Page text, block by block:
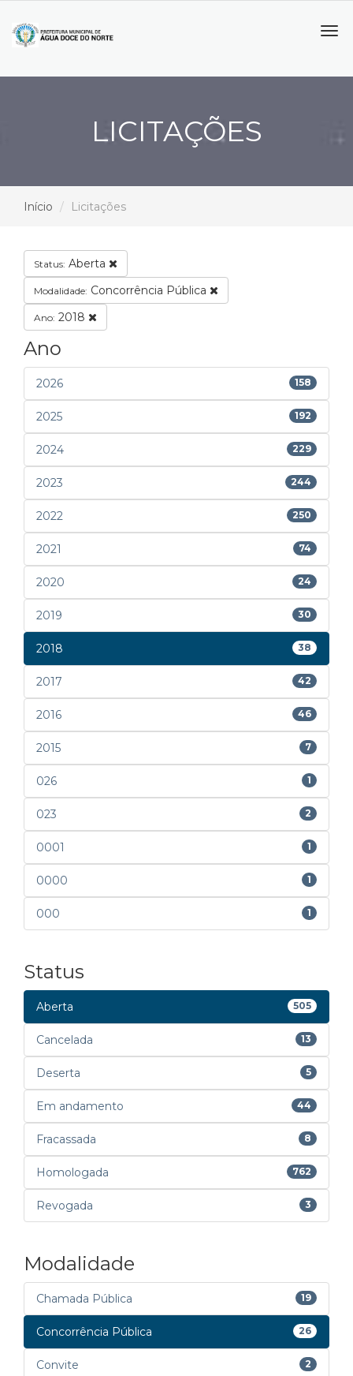
LICITAÇÕES
Início Licitações
Status: Aberta
Modalidade: Concorrência Pública
Ano: 2018
Ano
2026 158
2025 192
2024 229
2023 244
2022 250
2021 74
2020 24
2019 30
2018 38
2017 42
2016 46
2015 7
026 1
023 2
0001 1
0000 1
000 1
Status
Aberta 505
Cancelada 13
Deserta 5
Em andamento 44
Fracassada 8
Homologada 762
Revogada 3
Modalidade
Chamada Pública 19
Concorrência Pública 26
Convite 2